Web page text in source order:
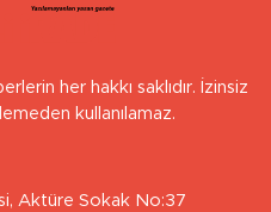
her hakkı saklıdır. İzinsiz
kullanılamaz.
Aktüre Sokak No:37